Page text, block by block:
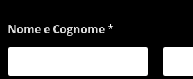
Nome e Cognome*